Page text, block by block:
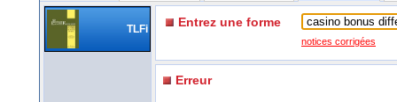
TLFi Entrez une forme
notices corrigées
Erreur